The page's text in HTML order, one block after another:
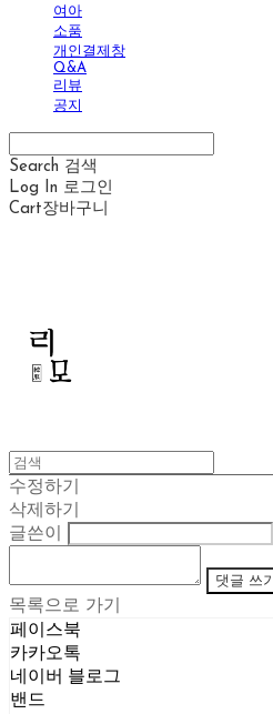
여아
소품
개인결제창
Q&A
리뷰
공지
Search 검색
Log In 로그인
Cart장바구니
수정하기
삭제하기
글쓴이
댓글 쓰기
목록으로 가기
페이스북
카카오톡
네이버 블로그
밴드